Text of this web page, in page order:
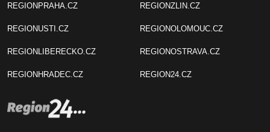
REGIONPRAHA.CZ
REGIONUSTI.CZ
REGIONLIBERECKO.CZ
REGIONHRADEC.CZ
REGIONZLIN.CZ
REGIONOLOMOUC.CZ
REGIONOSTRAVA.CZ
REGION24.CZ